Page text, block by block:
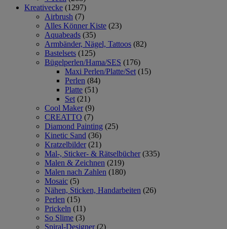
Kreativecke (1297)
Airbrush (7)
Alles Könner Kiste (23)
Aquabeads (35)
Armbänder, Nägel, Tattoos (82)
Bastelsets (125)
Bügelperlen/Hama/SES (176)
Maxi Perlen/Platte/Set (15)
Perlen (84)
Platte (51)
Set (21)
Cool Maker (9)
CREATTO (7)
Diamond Painting (25)
Kinetic Sand (36)
Kratzelbilder (21)
Mal-, Sticker- & Rätselbücher (335)
Malen & Zeichnen (219)
Malen nach Zahlen (180)
Mosaic (5)
Nähen, Sticken, Handarbeiten (26)
Perlen (15)
Prickeln (11)
So Slime (3)
Spiral-Designer (2)